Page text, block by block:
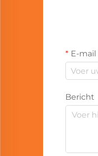
E-mail
Bericht